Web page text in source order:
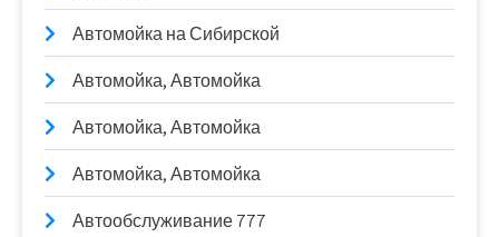
Автомойка на Сибирской
Автомойка, Автомойка
Автомойка, Автомойка
Автомойка, Автомойка
Автообслуживание 777